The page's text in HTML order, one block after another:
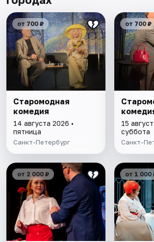
от 700 ₽
Старомодная
комедия
14 августа 2026 •
пятница
Санкт-Петербург
от 700 ₽
15
суббота
Санкт-
от 2 000 ₽ от 1 000